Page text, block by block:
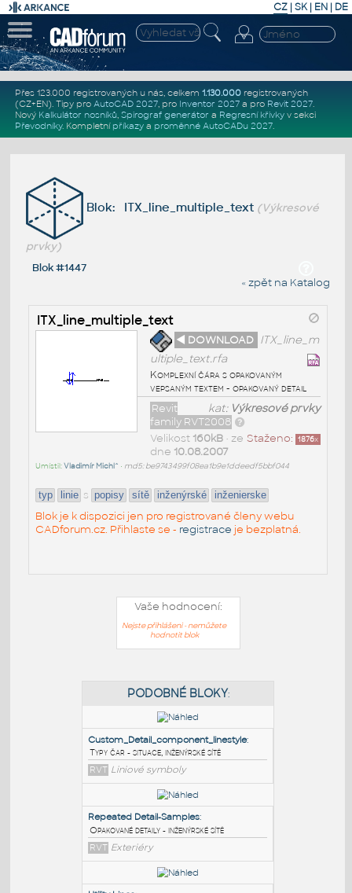
CZ | SK| EN | DE
Přes 123.000 registrovaných u nás, celkem 1.130.000registrovaných
(CZ+EN). Tipy pro AutoCAD 2027, pro Inventor 2027a pro Revit 2027.
Nový Kalkulátor nosníků, Spirograf generátor a Regresní křivkyv sekci
Převodníky. Kompletní příkazya proměnné AutoCADu 2027.
Blok: ITX_line_multiple_text (Výkresové
prvky)
Blok #1447
« zpět na Katalog
ITX_line_multiple_text
◄ DOWNLOAD ITX_line_m
ultiple_text.rfa
Komplexní čára s opakovaným
vepsaným textem - opakovaný detail
kat: Výkresové prvky
Revit
family RVT2008
Staženo: 1876x
Velikost 160kB• ze
dne 10.08.2007
Umístil:Vladimír Michl^ • md5: be9743499f08ea1b9e1ddeedf5bbf044
typ linie s popisy sítě inženýrské inženierske
Blok je k dispozici jen pro registrované členy webu
CADforum.cz. Přihlaste se - registrace je bezplatná.
Vaše hodnocení:
Nejste přihlášeni - nemůžete
hodnotit blok
PODOBNÉ BLOKY
Custom_Detail_component_linestyle
Typy čar - situace, inženýrské sítě